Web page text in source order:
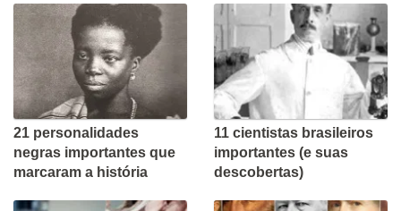
21 personalidades
negras importantes que
marcaram a história
11 cientistas brasileiros
importantes (e suas
descobertas)